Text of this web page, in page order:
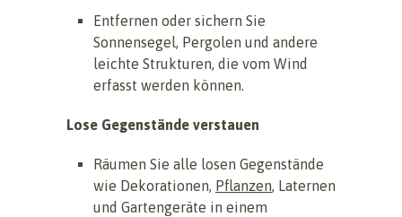
Entfernen oder sichern Sie
Sonnensegel, Pergolen und andere
leichte Strukturen, die vom Wind
erfasst werden können.
Lose Gegenstände verstauen
Räumen Sie alle losen Gegenstände
wie Dekorationen, Pflanzen, Laternen
und Gartengeräte in einem